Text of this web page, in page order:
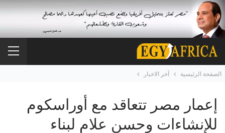
الصفحة الرئيسية آخر الاخبار
إعمار مصر تتعاقد مع أوراسكوم
للإنشاءات وحسن علام لبناء